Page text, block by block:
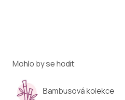
Mohlo by se hodit
Bambusová kolekce